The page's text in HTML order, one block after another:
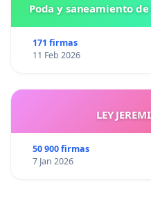
Poda y saneamiento
171 firmas
11 Feb 2026
LEY
50 900 firmas
7 Jan 2026